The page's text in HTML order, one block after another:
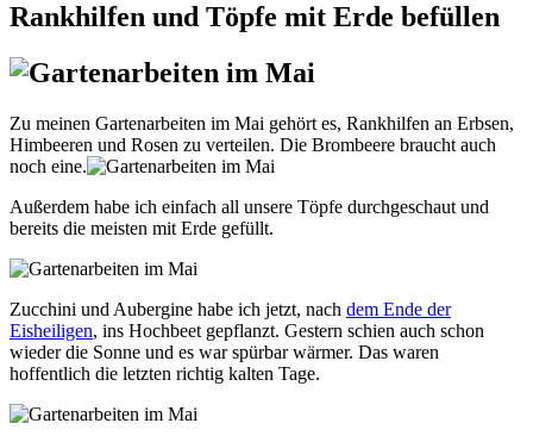
Rankhilfen und Töpfe mit Erde befüllen
Zu meinen Gartenarbeiten im Mai gehört es, Rankhilfen an Erbsen,
Himbeeren und Rosen zu verteilen. Die Brombeere braucht auch
noch eine.
Außerdem habe ich einfach all unsere Töpfe durchgeschaut und
bereits die meisten mit Erde gefüllt.
Zucchini und Aubergine habe ich jetzt, nach dem Ende der
Eisheiligen, ins Hochbeet gepflanzt. Gestern schien auch schon
wieder die Sonne und es war spürbar wärmer. Das waren
hoffentlich die letzten richtig kalten Tage.